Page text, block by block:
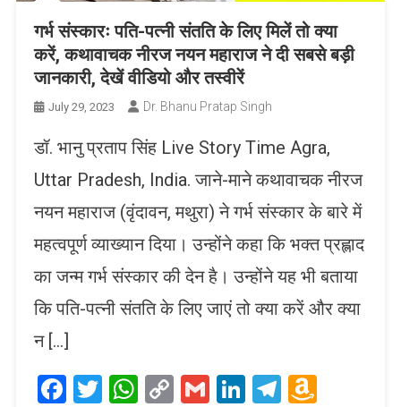
गर्भ संस्कारः पति-पत्नी संतति के लिए मिलें तो क्या
करें, कथावाचक नीरज नयन महाराज ने दी सबसे बड़ी
जानकारी, देखें वीडियो और तस्वीरें
July 29, 2023 Dr. Bhanu Pratap Singh
डॉ. भानु प्रताप सिंह Live Story Time Agra,
Uttar Pradesh, India. जाने-माने कथावाचक नीरज
नयन महाराज (वृंदावन, मथुरा) ने गर्भ संस्कार के बारे में
महत्वपूर्ण व्याख्यान दिया। उन्होंने कहा कि भक्त प्रह्लाद
का जन्म गर्भ संस्कार की देन है। उन्होंने यह भी बताया
कि पति-पत्नी संतति के लिए जाएं तो क्या करें और क्या
न […]
Facebook
Twitter
WhatsApp
CopyGmailLinkedIn
Telegram